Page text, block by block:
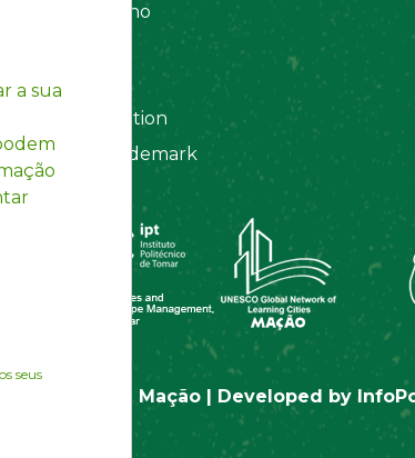
Interno
Policy
Information
Trademark
© Rotas de Mação | Developed by
a sua
seus